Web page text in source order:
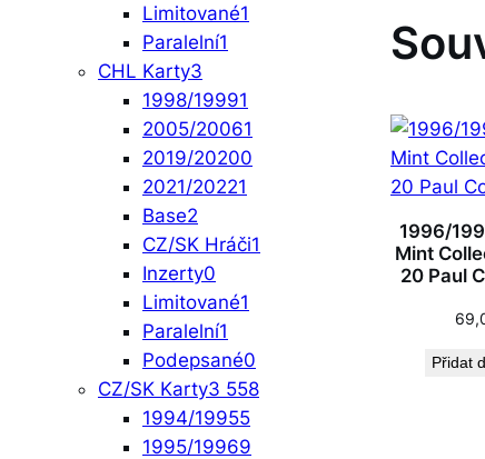
Limitované1
Paralelní1
CHL Karty3
1998/19991
2005/20061
2019/20200
2021/20221
Base2
CZ/SK Hráči1
Inzerty0
Limitované1
Paralelní1
Podepsané0
CZ/SK Karty3 558
1994/19955
1995/19969
1996/
Mint
20 Paul
Přidat